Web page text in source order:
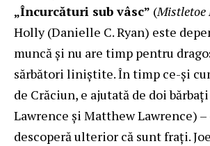
„Încurcături sub vâsc” (Mistletoe
Holly (Danielle C. Ryan) este
muncă și nu are timp pentru
sărbători liniștite. În timp ce-și
de Crăciun, e ajutată de doi
Lawrence și Matthew Lawrence) –
descoperă ulterior că sunt frați.